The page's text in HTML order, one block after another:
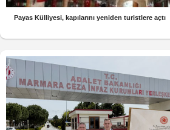
Payas Külliyesi, kapılarını yeniden turistlere açtı